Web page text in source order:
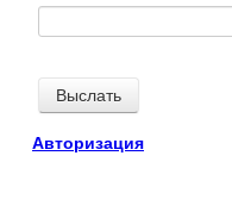
Авторизация